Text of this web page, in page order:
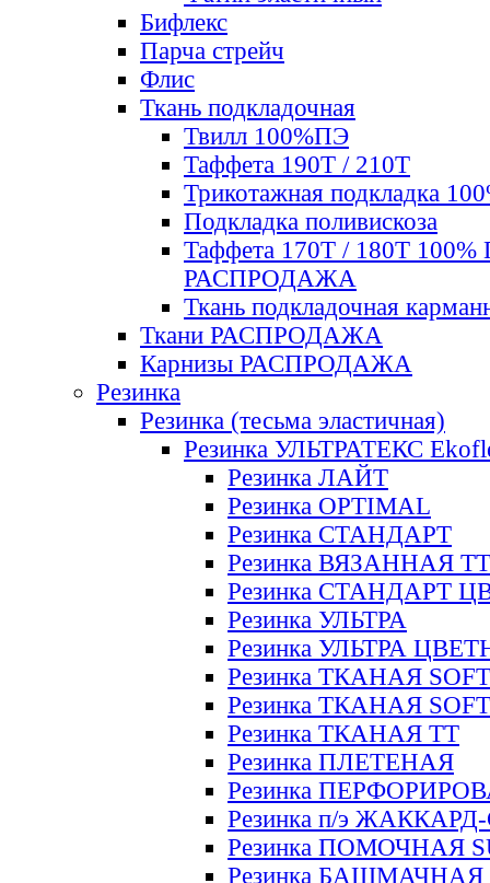
Бифлекс
Парча стрейч
Флис
Ткань подкладочная
Твилл 100%ПЭ
Таффета 190Т / 210Т
Трикотажная подкладка
Подкладка поливискоза
Таффета 170Т / 180Т 100%
РАСПРОДАЖА
Ткань подкладочная
Ткани РАСПРОДАЖА
Карнизы РАСПРОДАЖА
Резинка
Резинка (тесьма эластичная)
Резинка УЛЬТРАТЕКС
Резинка ЛАЙТ
Резинка OPTIMAL
Резинка СТАНДАРТ
Резинка ВЯЗАННАЯ ТТ
Резинка СТАНДАРТ
Резинка УЛЬТРА
Резинка УЛЬТРА
Резинка ТКАНАЯ SOFT
Резинка ТКАНАЯ
Резинка ТКАНАЯ ТТ
Резинка ПЛЕТЕНАЯ
Резинка
Резинка п/э
Резинка ПОМОЧНАЯ
Резинка БАШМАЧНАЯ